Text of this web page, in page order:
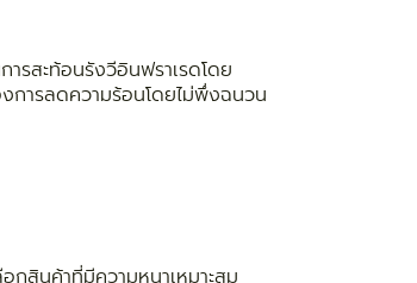
รสะท้อนรังวีอินฟราเรดโดย
การลดความร้อนโดยไม่พึ่งฉนวน
กสินค้าที่มีความหนาเหมาะสม